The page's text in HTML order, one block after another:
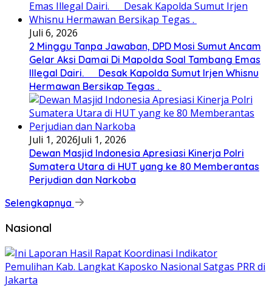
Juli 6, 2026
2 Minggu Tanpa Jawaban, DPD Mosi Sumut Ancam
Gelar Aksi Damai Di Mapolda Soal Tambang Emas
Illegal Dairi. Desak Kapolda Sumut Irjen Whisnu
Hermawan Bersikap Tegas .
Juli 1, 2026Juli 1, 2026
Dewan Masjid Indonesia Apresiasi Kinerja Polri
Sumatera Utara di HUT yang ke 80 Memberantas
Perjudian dan Narkoba
Selengkapnya
Nasional